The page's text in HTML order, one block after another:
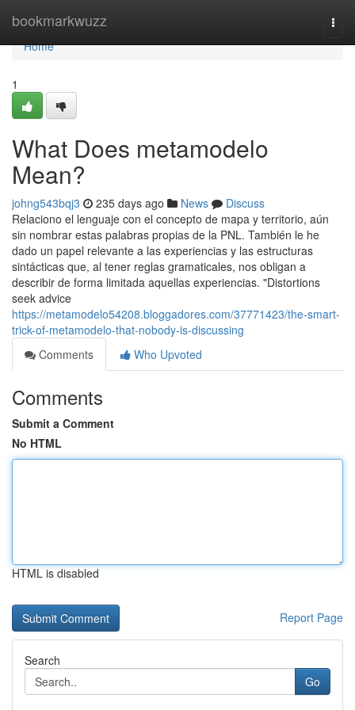
bookmarkwuzz
Home
Home
1
What Does metamodelo
Mean?
johng543bqj3 235 days ago News
Discuss
Relaciono el lenguaje con el concepto de mapa y territorio, aún
sin nombrar estas palabras propias de la PNL. También le he
dado un papel relevante a las experiencias y las estructuras
sintácticas que, al tener reglas gramaticales, nos obligan a
describir de forma limitada aquellas experiencias. "Distortions
seek advice
https://metamodelo54208.bloggadores.com/37771423/the-smart-
trick-of-metamodelo-that-nobody-is-discussing
Comments
Who Upvoted
Comments
Submit a Comment
No HTML
HTML is disabled
Report Page
Search
Go